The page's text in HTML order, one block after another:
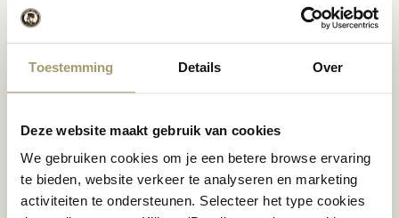
Toestemming Details Over
Deze website maakt gebruik van cookies
We gebruiken cookies om je een betere browse ervaring
te bieden, website verkeer te analyseren en marketing
activiteiten te ondersteunen. Selecteer het type cookies
Pure Gold by Wiebe Willig
Die preisgekrönte Pure Gold wird von Wiebe Willig
lang und hat einen herzhaften Geschmack. Intensiv reichhaltig
mit einem süßen Unterton.
Wiebe Willig leitet in der zweiten Generation den